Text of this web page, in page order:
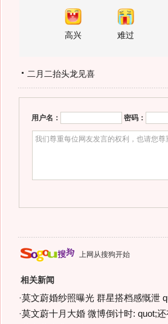
高兴 难过
二月二抬头龙见喜
用户名： 密码：
上网从搜狗开始
相关新闻
·莫文蔚婚纱照曝光 群星搭档感慨泄
·莫文蔚十月大婚 微博倒计时: quot;还